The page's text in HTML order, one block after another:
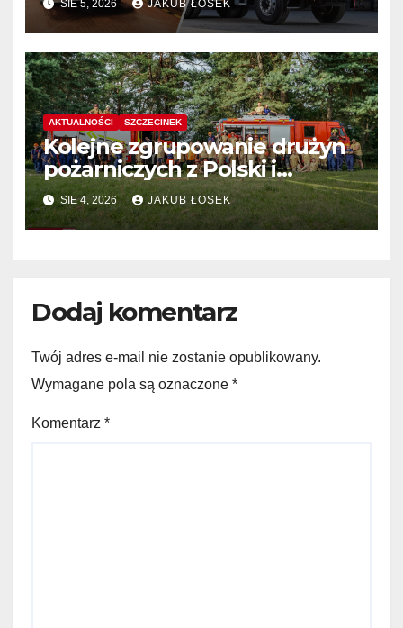
SIE 5, 2026 JAKUB ŁOSEK
AKTUALNOŚCI SZCZECINEK
Kolejne zgrupowanie drużyn
pożarniczych z Polski i
Niemiec w regionie
SIE 4, 2026 JAKUB ŁOSEK
Dodaj komentarz
Twój adres e-mail nie zostanie opublikowany.
Wymagane pola są oznaczone *
Komentarz *